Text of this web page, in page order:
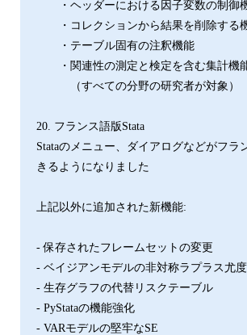
・ヘッダーにおける因子変数の制御
・コレクションから結果を削除する
・テーブル固有の注釈機能
・関連性の測定と検定を含む集計機
（すべての分野の研究者が対象）
20. フランス語版Stata
Stataのメニュー、ダイアログなどがフラ
きるようになりました
上記以外に追加された新機能:
- 保存されたフレームセットの変更
- ベイジアンモデルの非対称ラプラス尤度
- 生存グラフの代替リスクテーブル
- PyStataの機能強化
- VARモデルの堅牢なSE